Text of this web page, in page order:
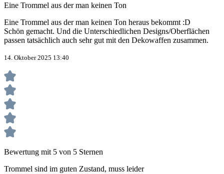
Eine Trommel aus der man keinen Ton
Eine Trommel aus der man keinen Ton heraus bekommt :D
Schön gemacht. Und die Unterschiedlichen Designs/Oberflächen
passen tatsächlich auch sehr gut mit den Dekowaffen zusammen.
14. Oktober 2025 13:40
Bewertung mit 5 von 5 Sternen
Trommel sind im guten Zustand, muss leider